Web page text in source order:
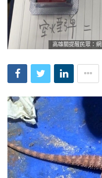
高雄關提醒民眾：